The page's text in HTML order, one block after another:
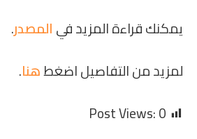
يمكنك قراءة المزيد فيالمصدر.
لمزيد من التفاصيل اضغطهنا.
Post Views:0